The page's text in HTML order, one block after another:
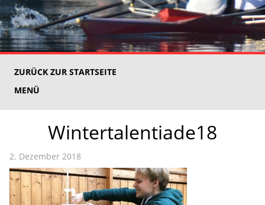
ZURÜCK ZUR STARTSEITE
MENÜ
Wintertalentiade18
2. Dezember 2018